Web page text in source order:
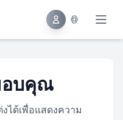
บคุณ
ได้เพื่อแสดงความ